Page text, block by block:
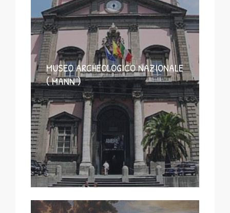
MUSEO ARCHEOLOGICO NAZIONALE
( MANN )